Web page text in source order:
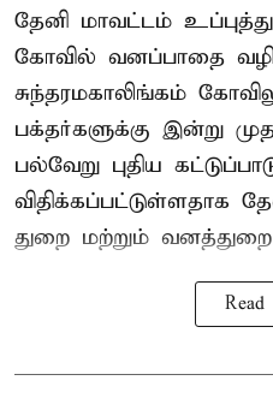
தேனி மாவட்டம்
கோவில் வனப்பாதை
சுந்தரமகாலிங்கம்
பக்தர்களுக்கு இன்று
பல்வேறு புதிய
விதிக்கப்பட்டுள்ளதாக
துறை மற்றும் வனத்துறை
Read